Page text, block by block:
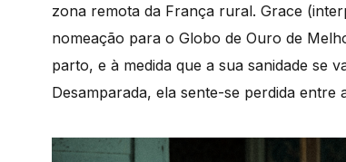
zona remota da França rural. Grace
nomeação para o Globo de Ouro de
parto, e à medida que a sua sanidade se
Desamparada, ela sente-se perdida entre